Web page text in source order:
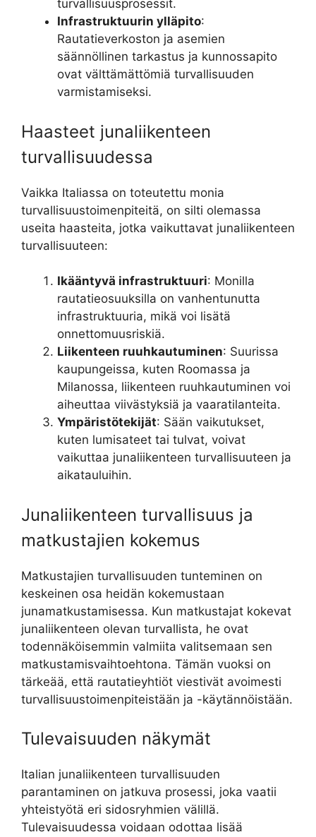
turvallisuusprosessit.
Infrastruktuurin ylläpito:
Rautatieverkoston ja asemien
säännöllinen tarkastus ja kunnossapito
ovat välttämättömiä turvallisuuden
varmistamiseksi.
Haasteet junaliikenteen
turvallisuudessa
Vaikka Italiassa on toteutettu monia
turvallisuustoimenpiteitä, on silti olemassa
useita haasteita, jotka vaikuttavat junaliikenteen
turvallisuuteen:
Ikääntyvä infrastruktuuri: Monilla
rautatieosuuksilla on vanhentunutta
infrastruktuuria, mikä voi lisätä
onnettomuusriskiä.
Liikenteen ruuhkautuminen: Suurissa
kaupungeissa, kuten Roomassa ja
Milanossa, liikenteen ruuhkautuminen voi
aiheuttaa viivästyksiä ja vaaratilanteita.
Ympäristötekijät: Sään vaikutukset,
kuten lumisateet tai tulvat, voivat
vaikuttaa junaliikenteen turvallisuuteen ja
aikatauluihin.
Junaliikenteen turvallisuus ja
matkustajien kokemus
Matkustajien turvallisuuden tunteminen on
keskeinen osa heidän kokemustaan
junamatkustamisessa. Kun matkustajat kokevat
junaliikenteen olevan turvallista, he ovat
todennäköisemmin valmiita valitsemaan sen
matkustamisvaihtoehtona. Tämän vuoksi on
tärkeää, että rautatieyhtiöt viestivät avoimesti
turvallisuustoimenpiteistään ja -käytännöistään.
Tulevaisuuden näkymät
Italian junaliikenteen turvallisuuden
parantaminen on jatkuva prosessi, joka vaatii
yhteistyötä eri sidosryhmien välillä.
Tulevaisuudessa voidaan odottaa lisää